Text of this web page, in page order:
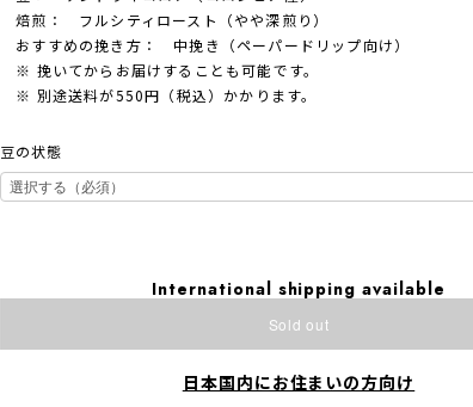
焙煎： フルシティロースト（やや深煎り）
おすすめの挽き方： 中挽き（ペーパードリップ向け）
※ 挽いてからお届けすることも可能です。
※ 別途送料が550円（税込）かかります。
豆の状態
International shipping available
Sold out
日本国内にお住まいの方向け